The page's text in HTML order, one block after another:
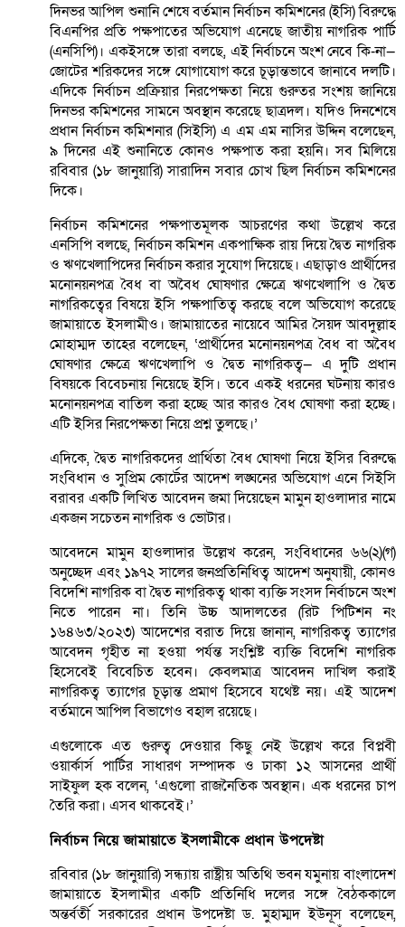
দিনভর আপিল শুনানি শেষে বর্তমান নির্বাচন কমিশনের (ইসি) বিরুদ্ধে
বিএনপির প্রতি পক্ষপাতের অভিযোগ এনেছে জাতীয় নাগরিক পার্টি
(এনসিপি)। একইসঙ্গে তারা বলছে, এই নির্বাচনে অংশ নেবে কি-না—
জোটের শরিকদের সঙ্গে যোগাযোগ করে চূড়ান্তভাবে জানাবে দলটি।
এদিকে নির্বাচন প্রক্রিয়ার নিরপেক্ষতা নিয়ে গুরুতর সংশয় জানিয়ে
দিনভর কমিশনের সামনে অবস্থান করেছে ছাত্রদল। যদিও দিনশেষে
প্রধান নির্বাচন কমিশনার (সিইসি) এ এম এম নাসির উদ্দিন বলেছেন,
৯ দিনের এই শুনানিতে কোনও পক্ষপাত করা হয়নি। সব মিলিয়ে
রবিবার (১৮ জানুয়ারি) সারাদিন সবার চোখ ছিল নির্বাচন কমিশনের
দিকে।
নির্বাচন কমিশনের পক্ষপাতমূলক আচরণের কথা উল্লেখ করে
এনসিপি বলছে, নির্বাচন কমিশন একপাক্ষিক রায় দিয়ে দ্বৈত নাগরিক
ও ঋণখেলাপিদের নির্বাচন করার সুযোগ দিয়েছে। এছাড়াও প্রার্থীদের
মনোনয়নপত্র বৈধ বা অবৈধ ঘোষণার ক্ষেত্রে ঋণখেলাপি ও দ্বৈত
নাগরিকত্বের বিষয়ে ইসি পক্ষপাতিত্ব করছে বলে অভিযোগ করেছে
জামায়াতে ইসলামীও। জামায়াতের নায়েবে আমির সৈয়দ আবদুল্লাহ
মোহাম্মদ তাহের বলেছেন, ‘প্রার্থীদের মনোনয়নপত্র বৈধ বা অবৈধ
ঘোষণার ক্ষেত্রে ঋণখেলাপি ও দ্বৈত নাগরিকত্ব— এ দুটি প্রধান
বিষয়কে বিবেচনায় নিয়েছে ইসি। তবে একই ধরনের ঘটনায় কারও
মনোনয়নপত্র বাতিল করা হচ্ছে আর কারও বৈধ ঘোষণা করা হচ্ছে।
এটি ইসির নিরপেক্ষতা নিয়ে প্রশ্ন তুলছে।’
এদিকে, দ্বৈত নাগরিকদের প্রার্থিতা বৈধ ঘোষণা নিয়ে ইসির বিরুদ্ধে
সংবিধান ও সুপ্রিম কোর্টের আদেশ লঙ্ঘনের অভিযোগ এনে সিইসি
বরাবর একটি লিখিত আবেদন জমা দিয়েছেন মামুন হাওলাদার নামে
একজন সচেতন নাগরিক ও ভোটার।
আবেদনে মামুন হাওলাদার উল্লেখ করেন, সংবিধানের ৬৬(২)(গ)
অনুচ্ছেদ এবং ১৯৭২ সালের জনপ্রতিনিধিত্ব আদেশ অনুযায়ী, কোনও
বিদেশি নাগরিক বা দ্বৈত নাগরিকত্ব থাকা ব্যক্তি সংসদ নির্বাচনে অংশ
নিতে পারেন না। তিনি উচ্চ আদালতের (রিট পিটিশন নং
১৬৪৬৩/২০২৩) আদেশের বরাত দিয়ে জানান, নাগরিকত্ব ত্যাগের
আবেদন গৃহীত না হওয়া পর্যন্ত সংশ্লিষ্ট ব্যক্তি বিদেশি নাগরিক
হিসেবেই বিবেচিত হবেন। কেবলমাত্র আবেদন দাখিল করাই
নাগরিকত্ব ত্যাগের চূড়ান্ত প্রমাণ হিসেবে যথেষ্ট নয়। এই আদেশ
বর্তমানে আপিল বিভাগেও বহাল রয়েছে।
এগুলোকে এত গুরুত্ব দেওয়ার কিছু নেই উল্লেখ করে বিপ্লবী
ওয়ার্কার্স পার্টির সাধারণ সম্পাদক ও ঢাকা ১২ আসনের প্রার্থী
সাইফুল হক বলেন, ‘এগুলো রাজনৈতিক অবস্থান। এক ধরনের চাপ
তৈরি করা। এসব থাকবেই।’
নির্বাচন নিয়ে জামায়াতে ইসলামীকে প্রধান উপদেষ্টা
রবিবার (১৮ জানুয়ারি) সন্ধ্যায় রাষ্ট্রীয় অতিথি ভবন যমুনায় বাংলাদেশ
জামায়াতে ইসলামীর একটি প্রতিনিধি দলের সঙ্গে বৈঠককালে
অন্তর্বর্তী সরকারের প্রধান উপদেষ্টা ড. মুহাম্মদ ইউনূস বলেছেন,